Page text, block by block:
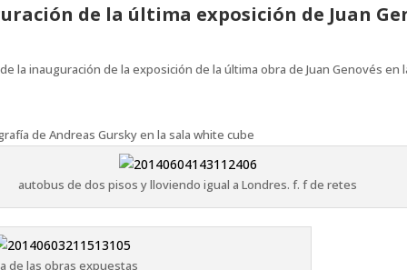
de la última exposición de Juan
la inauguración de la exposición de la última obra de Juan Genovés en
de Andreas Gursky en la sala white cube
autobus de dos pisos y lloviendo igual a Londres. f. f de retes
de las obras expuestas